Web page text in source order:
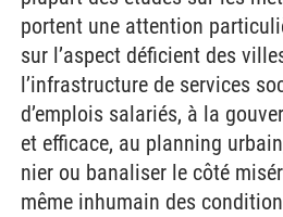
portent une attention
sur l’aspect déficient des
l’infrastructure de services
d’emplois salariés, à la
et efficace, au planning
nier ou banaliser le côté
même inhumain des